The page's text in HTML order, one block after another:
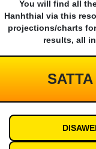
You will find all
Hanhthial via this
projections/charts
results, all